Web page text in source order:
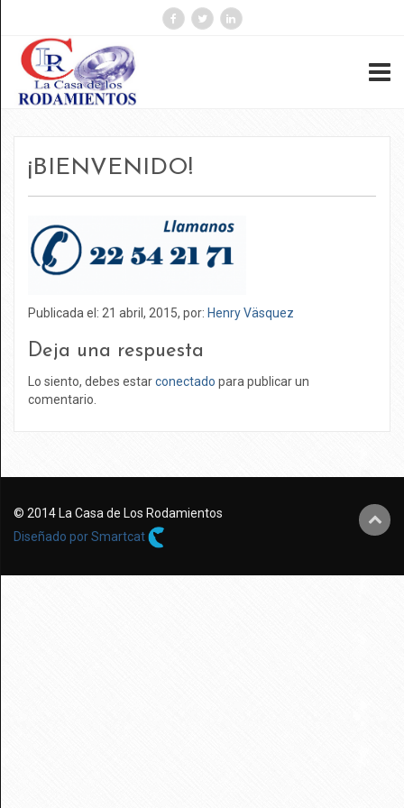
Buscar:
Sin categoría
Acceder
Feed de entradas
Feed de comentarios
¡BIENVENIDO!
Publicada el: 21 abril, 2015, por: Henry Väsquez
Deja una respuesta
Lo siento, debes estarconectado para publicar un
comentario.
© 2014 La Casa de Los Rodamientos
Diseñado por Smartcat